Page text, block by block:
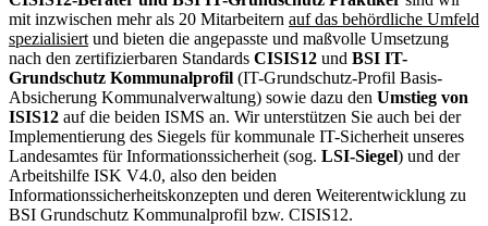
mit inzwischen mehr als 20 Mitarbeitern auf das behördliche Umfeld
spezialisiert und bieten die angepasste und maßvolle Umsetzung
nach den zertifizierbaren Standards CISIS12 und BSI IT-
Grundschutz Kommunalprofil (IT-Grundschutz-Profil Basis-
Absicherung Kommunalverwaltung) sowie dazu den Umstieg von
ISIS12 auf die beiden ISMS an. Wir unterstützen Sie auch bei der
Implementierung des Siegels für kommunale IT-Sicherheit unseres
Landesamtes für Informationssicherheit (sog. LSI-Siegel) und der
Arbeitshilfe ISK V4.0, also den beiden
Informationssicherheitskonzepten und deren Weiterentwicklung zu
BSI Grundschutz Kommunalprofil bzw. CISIS12.